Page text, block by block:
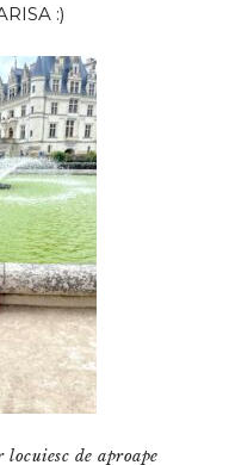
:)
de aproape